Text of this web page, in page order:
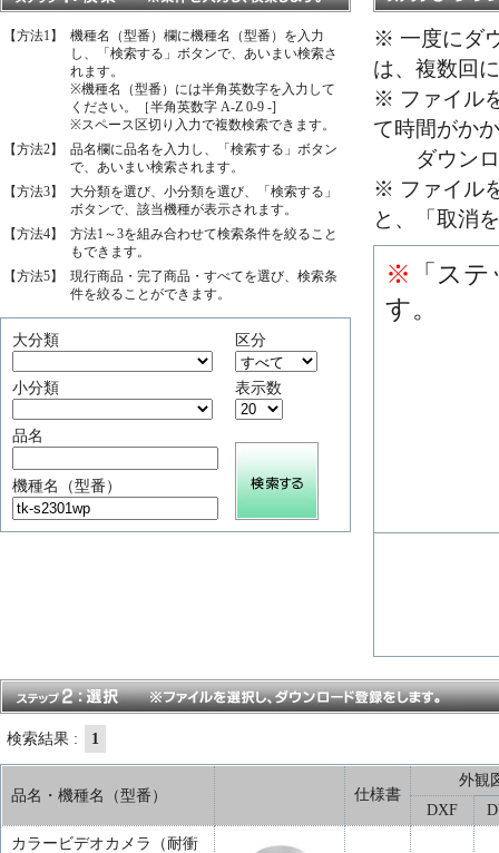
【方法1】
機種名（型番）欄に機種名（型番）を入力
し、「検索する」ボタンで、あいまい検索さ
れます。
※機種名（型番）には半角英数字を入力して
ください。［半角英数字 A-Z 0-9 -]
※スペース区切り入力で複数検索できます。
【方法2】
品名欄に品名を入力し、「検索する」ボタン
で、あいまい検索されます。
【方法3】
大分類を選び、小分類を選び、「検索する」
ボタンで、該当機種が表示されます。
【方法4】
方法1～3を組み合わせて検索条件を絞ること
もできます。
【方法5】
現行商品・完了商品・すべてを選び、検索条
件を絞ることができます。
大分類 区分
小分類 表示数
品名
機種名（型番）
※ 一度にダ
は、複数回
※ ファイル
て時間がか
ダウンロ
※ ファイル
と、「取消
※
「ス
す。
検索結果 : 1
品名・機種名（型番） 仕様書
外観
DXF
カラービデオカメラ（耐衝